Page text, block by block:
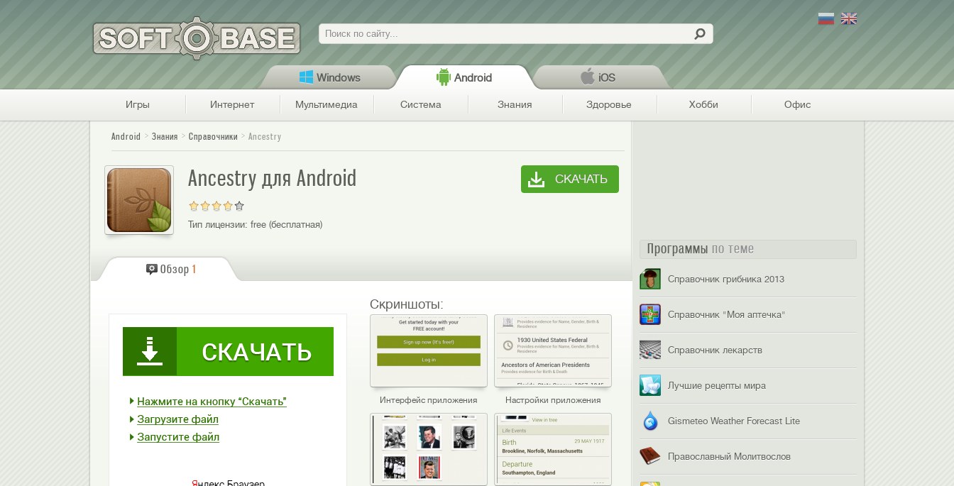
Поиск
Windows Android iOS
Игры Интернет Мультимедиа Система Знания Здоровье Хобби Офис
Android Знания Справочники Ancestry
Ancestry для Android СКАЧАТЬ
Тип лицензии: free (бесплатная)
Обзор 1
Скриншоты:
Интерфейс приложения Настройки приложения
Программы по теме
Справочник грибника 2013
Справочник "Моя аптечка"
Справочник лекарств
Лучшие рецепты мира
Gismeteo Weather Forecast Lite
Православный Молитвослов